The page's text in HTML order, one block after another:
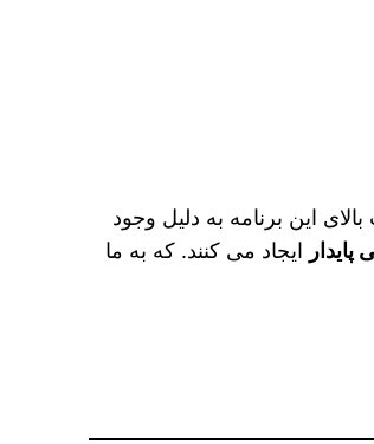
این برنامه به دلیل وجود
ایجاد می‌ کنند. که به ما